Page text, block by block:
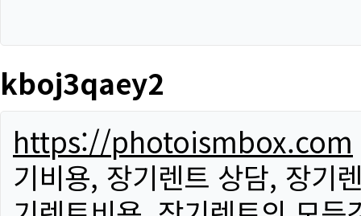
kboj3qaey2
https://photoismbox.com
기비용, 장기렌트 상담, 장기